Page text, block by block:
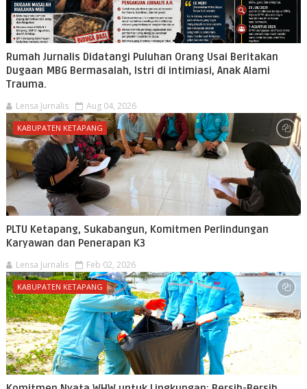
Rumah Jurnalis Didatangi Puluhan Orang Usai Beritakan
Dugaan MBG Bermasalah, Istri di intimiasi, Anak Alami
Trauma.
Lensa Jurnalis Aug 04, 2026
KABUPATEN KETAPANG
PLTU Ketapang, Sukabangun, Komitmen Perlindungan
Karyawan dan Penerapan K3
Lensa Jurnalis Feb 02, 2026
KABUPATEN KETAPANG